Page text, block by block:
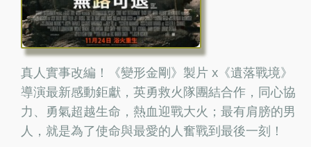
真人實事改編！《變形金剛》製片 x《遺落戰境》
導演最新感動鉅獻，英勇救火隊團結合作，同心協
力、勇氣超越生命，熱血迎戰大火；最有肩膀的男
人，就是為了使命與最愛的人奮戰到最後一刻！